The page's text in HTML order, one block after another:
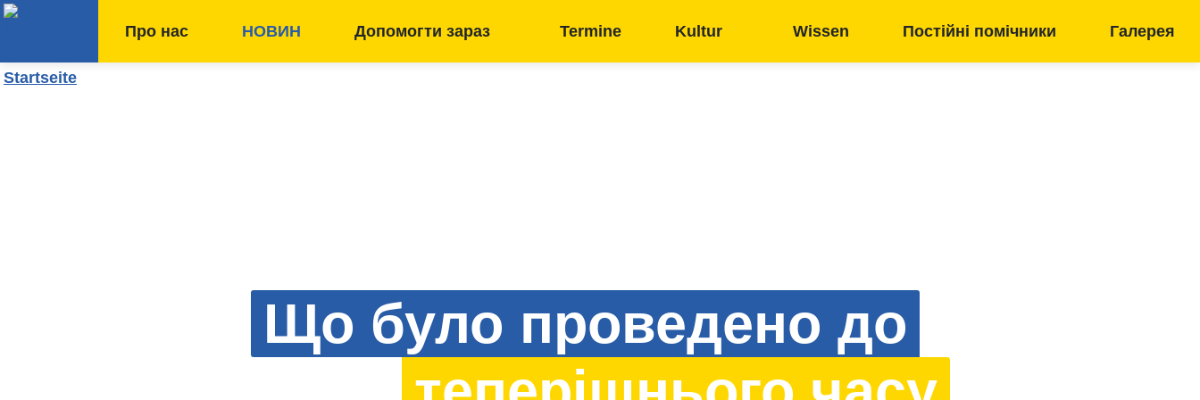
Про нас НОВИН Допомогти зараз Termine Kultur Wissen Постійні помічники Галерея
Що було проведено до